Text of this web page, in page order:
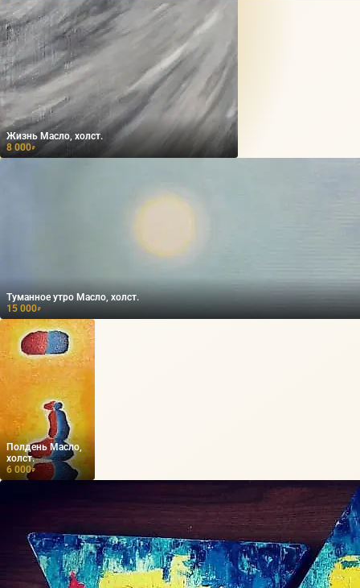
Жизнь Масло, холст.
8 000₽
Туманное утро Масло, холст.
15 000₽
Полдень Масло,
холст.
6 000₽